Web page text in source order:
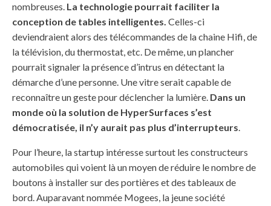
nombreuses. La technologie pourrait faciliter la
conception de tables intelligentes. Celles-ci
deviendraient alors des télécommandes de la chaine Hifi, de
la télévision, du thermostat, etc. De même, un plancher
pourrait signaler la présence d’intrus en détectant la
démarche d’une personne. Une vitre serait capable de
reconnaître un geste pour déclencher la lumière. Dans un
monde où la solution de HyperSurfaces s’est
démocratisée, il n’y aurait pas plus d’interrupteurs.
Pour l’heure, la startup intéresse surtout les constructeurs
automobiles qui voient là un moyen de réduire le nombre de
boutons à installer sur des portières et des tableaux de
bord. Auparavant nommée Mogees, la jeune société